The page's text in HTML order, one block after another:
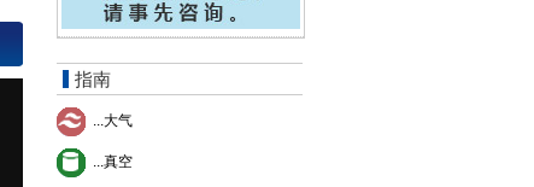
指南
...大气
...真空